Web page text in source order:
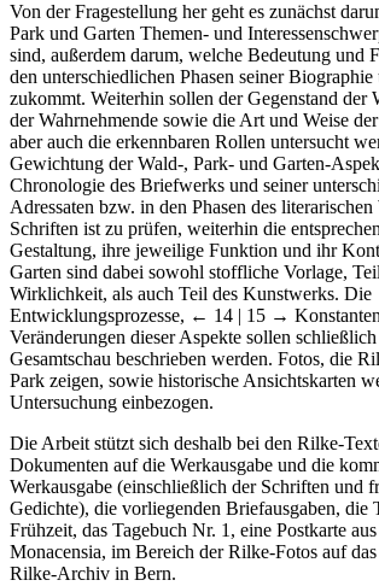
Von der Fragestellung her geht es zunächst
Park und Garten Themen- und
sind, außerdem darum, welche Bedeutung und
den unterschiedlichen Phasen seiner Biographie
zukommt. Weiterhin sollen der Gegenstand der
der Wahrnehmende sowie die Art und Weise
aber auch die erkennbaren Rollen untersucht
Gewichtung der Wald-, Park- und Garten-
Chronologie des Briefwerks und seiner
Adressaten bzw. in den Phasen des
Schriften ist zu prüfen, weiterhin die
Gestaltung, ihre jeweilige Funktion und ihr
Garten sind dabei sowohl stoffliche Vorlage,
Wirklichkeit, als auch Teil des Kunstwerks. Die
Entwicklungsprozesse, ← 14 | 15 →
Veränderungen dieser Aspekte sollen
Gesamtschau beschrieben werden. Fotos, die
Park zeigen, sowie historische Ansichtskarten
Untersuchung einbezogen.
Die Arbeit stützt sich deshalb bei den Rilke-
Dokumenten auf die Werkausgabe und die
Werkausgabe (einschließlich der Schriften und
Gedichte), die vorliegenden Briefausgaben, die
Frühzeit, das Tagebuch Nr. 1, eine Postkarte
Monacensia, im Bereich der Rilke-Fotos auf
Rilke-Archiv in Bern.